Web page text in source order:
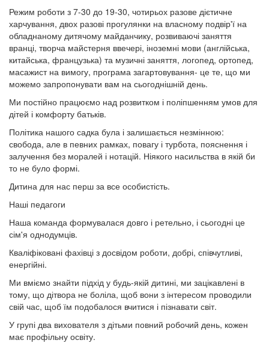
Режим роботи з 7-30 до 19-30, чотирьох разове дієтичне
харчування, двох разові прогулянки на власному подвір'ї на
обладнаному дитячому майданчику, розвиваючі заняття
вранці, творча майстерня ввечері, іноземні мови (англійська,
китайська, французька) та музичні заняття, логопед, ортопед,
масажист на вимогу, програма загартовування- це те, що ми
можемо запропонувати вам на сьогоднішній день.
Ми постійно працюємо над розвитком і поліпшенням умов для
дітей і комфорту батьків.
Політика нашого садка була і залишається незмінною:
свобода, але в певних рамках, повагу і турбота, пояснення і
залучення без моралей і нотацій. Ніякого насильства в якій би
то не було формі.
Дитина для нас перш за все особистість.
Наші педагоги
Наша команда формувалася довго і ретельно, і сьогодні це
сім'я однодумців.
Кваліфіковані фахівці з досвідом роботи, добрі, співчутливі,
енергійні.
Ми вміємо знайти підхід у будь-якій дитині, ми зацікавлені в
тому, що дітвора не боліла, щоб вони з інтересом проводили
свій час, щоб їм подобалося вчитися і пізнавати світ.
У групі два вихователя з дітьми повний робочий день, кожен
має профільну освіту.